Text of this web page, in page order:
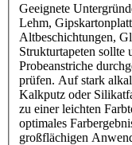
Geeignete
Lehm,
Altbeschichtungen,
Strukturtapeten sollte
Probeanstriche
prüfen. Auf stark
Kalkputz oder
zu einer leichten
optimales
großflächigen